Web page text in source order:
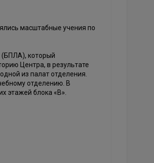
масштабные учения по
(БПЛА), который
Центра, в результате
из палат отделения.
отделению. В
этажей блока «В».